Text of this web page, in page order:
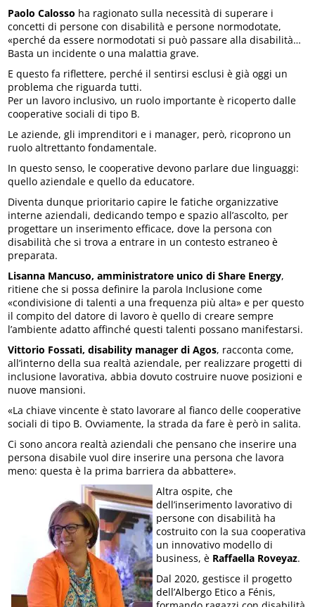
Paolo Calosso ha ragionato sulla necessità di superare i
concetti di persone con disabilità e persone normodotate,
«perché da essere normodotati si può passare alla disabilità…
Basta un incidente o una malattia grave.
E questo fa riflettere, perché il sentirsi esclusi è già oggi un
problema che riguarda tutti.
Per un lavoro inclusivo, un ruolo importante è ricoperto dalle
cooperative sociali di tipo B.
Le aziende, gli imprenditori e i manager, però, ricoprono un
ruolo altrettanto fondamentale.
In questo senso, le cooperative devono parlare due linguaggi:
quello aziendale e quello da educatore.
Diventa dunque prioritario capire le fatiche organizzative
interne aziendali, dedicando tempo e spazio all’ascolto, per
progettare un inserimento efficace, dove la persona con
disabilità che si trova a entrare in un contesto estraneo è
preparata.
Lisanna Mancuso, amministratore unico di Share Energy,
ritiene che si possa definire la parola Inclusione come
«condivisione di talenti a una frequenza più alta» e per questo
il compito del datore di lavoro è quello di creare sempre
l’ambiente adatto affinché questi talenti possano manifestarsi.
Vittorio Fossati, disability manager di Agos, racconta come,
all’interno della sua realtà aziendale, per realizzare progetti di
inclusione lavorativa, abbia dovuto costruire nuove posizioni e
nuove mansioni.
«La chiave vincente è stato lavorare al fianco delle cooperative
sociali di tipo B. Ovviamente, la strada da fare è però in salita.
Ci sono ancora realtà aziendali che pensano che inserire una
persona disabile vuol dire inserire una persona che lavora
meno: questa è la prima barriera da abbattere».
Altra ospite, che
dell’inserimento lavorativo di
persone con disabilità ha
costruito con la sua cooperativa
un innovativo modello di
business, è Raffaella Roveyaz.
Dal 2020, gestisce il progetto
dell’Albergo Etico a Fénis,